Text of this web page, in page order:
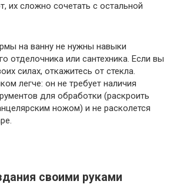
их сложно сочетать с остальной
на ванну не нужны навыки
отделочника или сантехника. Если вы
силах, откажитесь от стекла.
легче: он не требует наличия
для обработки (раскроить
ножом) и не расколется
своими руками